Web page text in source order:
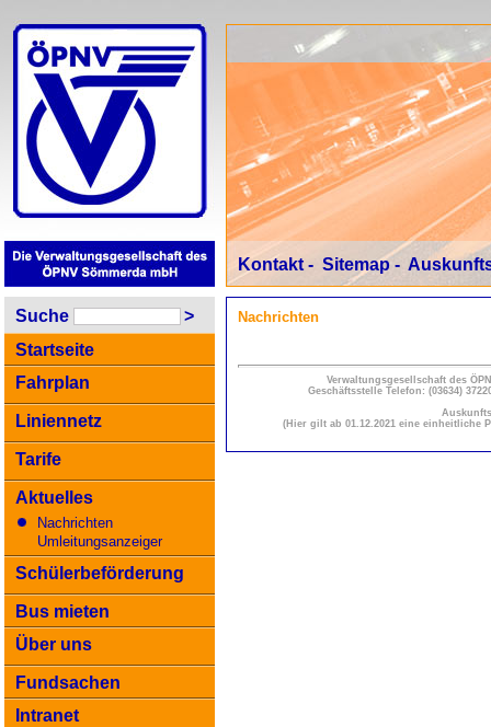
Suche
>
Startseite
Fahrplan
Liniennetz
Tarife
Aktuelles
Nachrichten
Umleitungsanzeiger
Schülerbeförderung
Bus mieten
Über uns
Fundsachen
Intranet
Kontakt- Sitemap-
Nachrichten
Verwaltungsgesellschaft des
Geschäftsstelle Telefon: (03634)
(Hier gilt ab 01.12.2021 eine einheitliche